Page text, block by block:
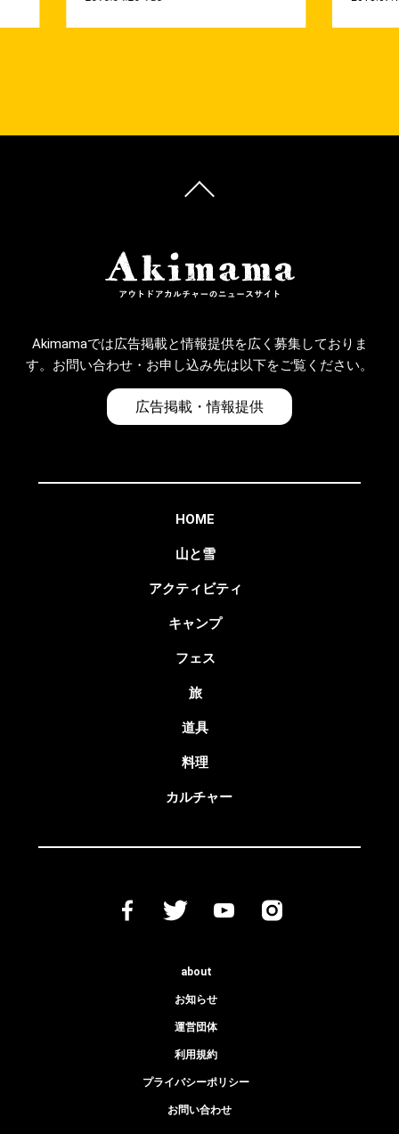
Akimamaでは広告掲載と情報提供を広く募集しておりま
す。お問い合わせ・お申し込み先は以下をご覧ください。
広告掲載・情報提供
HOME
山と雪
アクティビティ
キャンプ
フェス
旅
道具
料理
カルチャー
about
お知らせ
運営団体
利用規約
プライバシーポリシー
お問い合わせ